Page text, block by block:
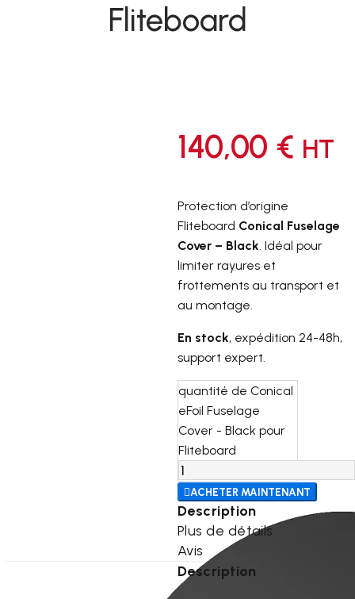
Fliteboard
140,00 € HT
Protection d’origine
Fliteboard Conical Fuselage
Cover – Black. Idéal pour
limiter rayures et
frottements au transport et
au montage.
En stock, expédition 24-48h,
support expert.
quantité de Conical
eFoil Fuselage
Cover - Black pour
Fliteboard
ACHETER MAINTENANT
Description
Plus de détails
Avis
Description